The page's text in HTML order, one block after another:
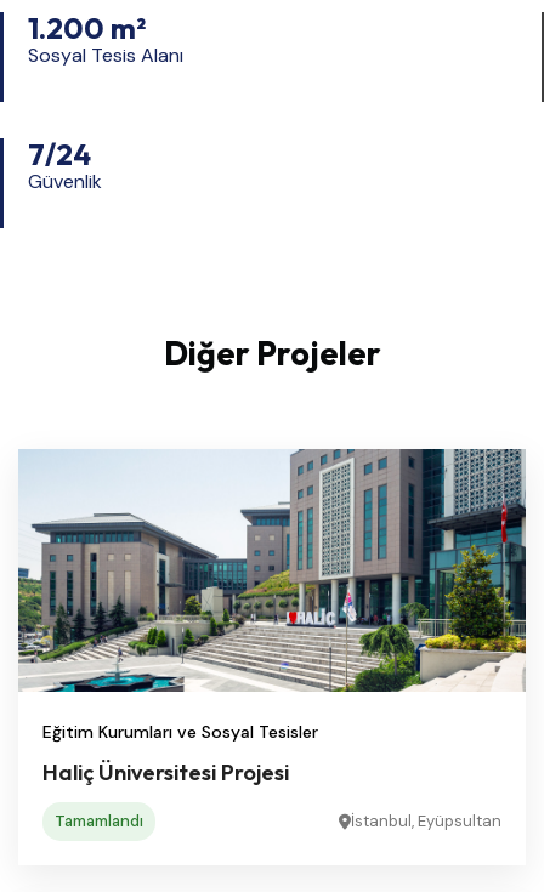
1.200 m²
Sosyal Tesis Alanı
7/24
Güvenlik
Diğer Projeler
Eğitim Kurumları ve Sosyal Tesisler
Haliç Üniversitesi Projesi
Tamamlandı İstanbul, Eyüpsultan